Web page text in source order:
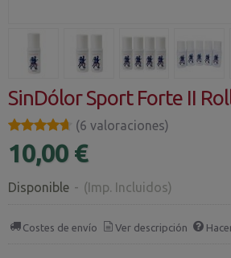
SinDólor Sport Forte II
★★★★★
★★★★★ (6 valoraciones)
10,00 €
Disponible - (Imp. Incluidos)
Costes de envío Ver descripción